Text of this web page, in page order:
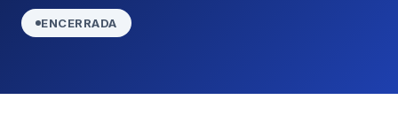
ENCERRADA